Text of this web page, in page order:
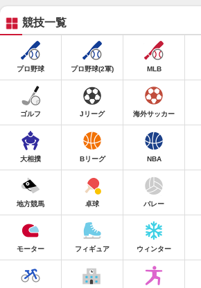
競技一覧
プロ野球 プロ野球(2軍) MLB
ゴルフ Jリーグ 海外サッカー
大相撲 Bリーグ NBA
地方競馬 卓球 バレー
モーター フィギュア ウィンター